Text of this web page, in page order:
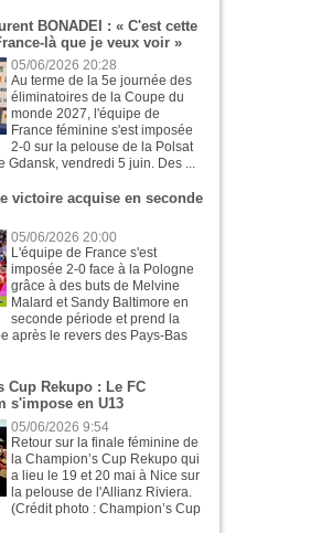
BONADEI : « C'est cette
là que je veux voir »
05/06/2026 20:28
Au terme de la 5e journée des
éliminatoires de la Coupe du
monde 2027, l'équipe de
France féminine s'est imposée
2-0 sur la pelouse de la Polsat
Gdansk, vendredi 5 juin. Des ...
victoire acquise en seconde
05/06/2026 20:00
L'équipe de France s'est
imposée 2-0 face à la Pologne
grâce à des buts de Melvine
Malard et Sandy Baltimore en
seconde période et prend la
après le revers des Pays-Bas
Cup Rekupo : Le FC
s'impose en U13
05/06/2026 9:54
Retour sur la finale féminine de
la Champion’s Cup Rekupo qui
a lieu le 19 et 20 mai à Nice sur
la pelouse de l'Allianz Riviera.
(Crédit photo : Champion’s Cup